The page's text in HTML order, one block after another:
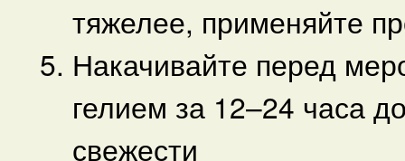
тяжелее, применяйте
Накачивайте перед
гелием за 12–24 часа
свежести